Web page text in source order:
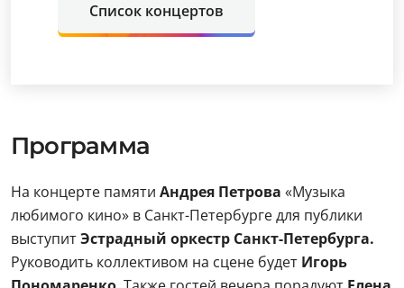
Список концертов
Программа
На концерте памяти Андрея Петрова «Музыка
любимого кино» в Санкт-Петербурге для публики
выступитЭстрадный оркестр Санкт-Петербурга.
Руководить коллективом на сцене будет Игорь